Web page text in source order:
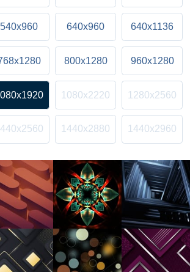
540x960 640x960 640x1136
800x1280 960x1280
1080x2220 1280x2560
1440x2880 1440x2960